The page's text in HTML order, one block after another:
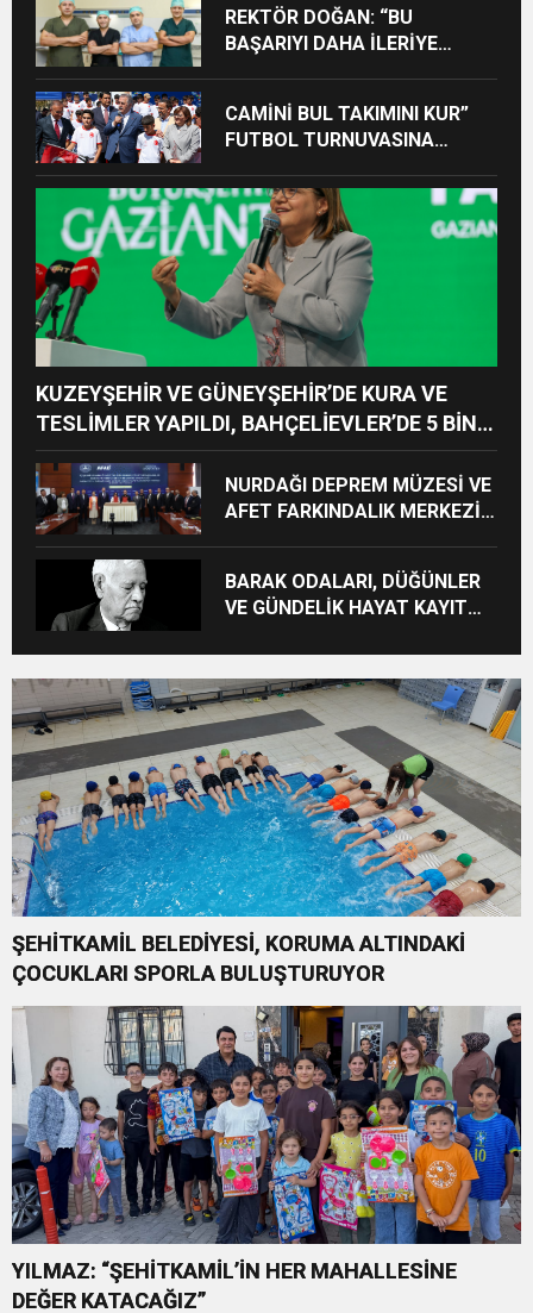
REKTÖR DOĞAN: “BU
BAŞARIYI DAHA İLERİYE
CAMİNİ BUL TAKIMINI KUR”
FUTBOL TURNUVASINA
BİSİKLET HEDİYE EDİLDİ
KUZEYŞEHİR VE GÜNEYŞEHİR’DE KURA VE
TESLİMLER YAPILDI, BAHÇELİEVLER’DE 5 BİN
KONUTUN TEMELİ ATILDI
NURDAĞI DEPREM MÜZESİ VE
AFET FARKINDALIK MERKEZİ
BARAK ODALARI, DÜĞÜNLER
VE GÜNDELİK HAYAT KAYIT
ŞEHİTKAMİL BELEDİYESİ, KORUMA ALTINDAKİ
ÇOCUKLARI SPORLA BULUŞTURUYOR
YILMAZ: “ŞEHİTKAMİL’İN HER MAHALLESİNE
DEĞER KATACAĞIZ”